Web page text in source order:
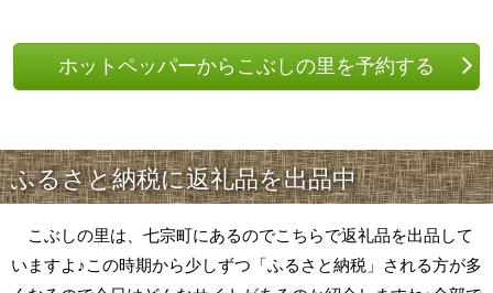
ホットペッパーからこぶしの里を予約する
ふるさと納税に返礼品を出品中
こぶしの里は、七宗町にあるのでこちらで返礼品を出品して
いますよ♪この時期から少しずつ「ふるさと納税」される方が多